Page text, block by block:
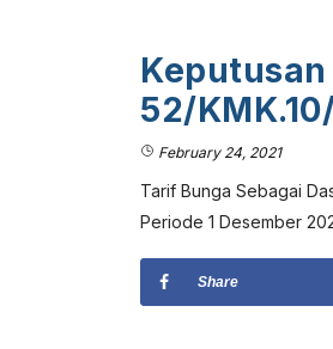
52/
February 24, 2021
Tarif Bunga Sebagai
Periode 1 Desember
Share